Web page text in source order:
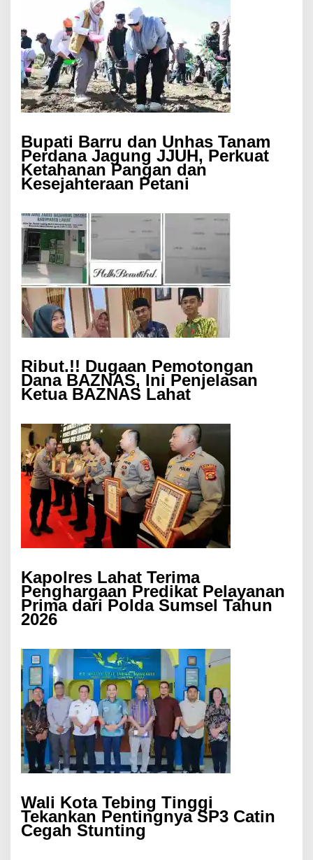
Bupati Barru dan Unhas Tanam
Perdana Jagung JJUH, Perkuat
Ketahanan Pangan dan
Kesejahteraan Petani
Ribut.!! Dugaan Pemotongan
Dana BAZNAS, Ini Penjelasan
Ketua BAZNAS Lahat
Kapolres Lahat Terima
Penghargaan Predikat Pelayanan
Prima dari Polda Sumsel Tahun
2026
Wali Kota Tebing Tinggi
Tekankan Pentingnya SP3 Catin
Cegah Stunting